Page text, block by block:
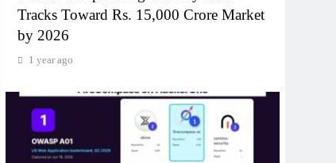
Tracks Toward Rs. 15,000 Crore Market
by 2026
1 year ago